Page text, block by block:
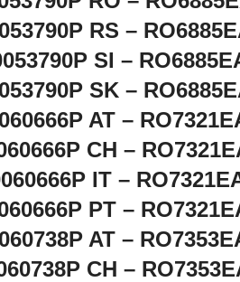
RS –
SI –
SK –
AT –
CH –
IT –
PT –
AT –
CH –